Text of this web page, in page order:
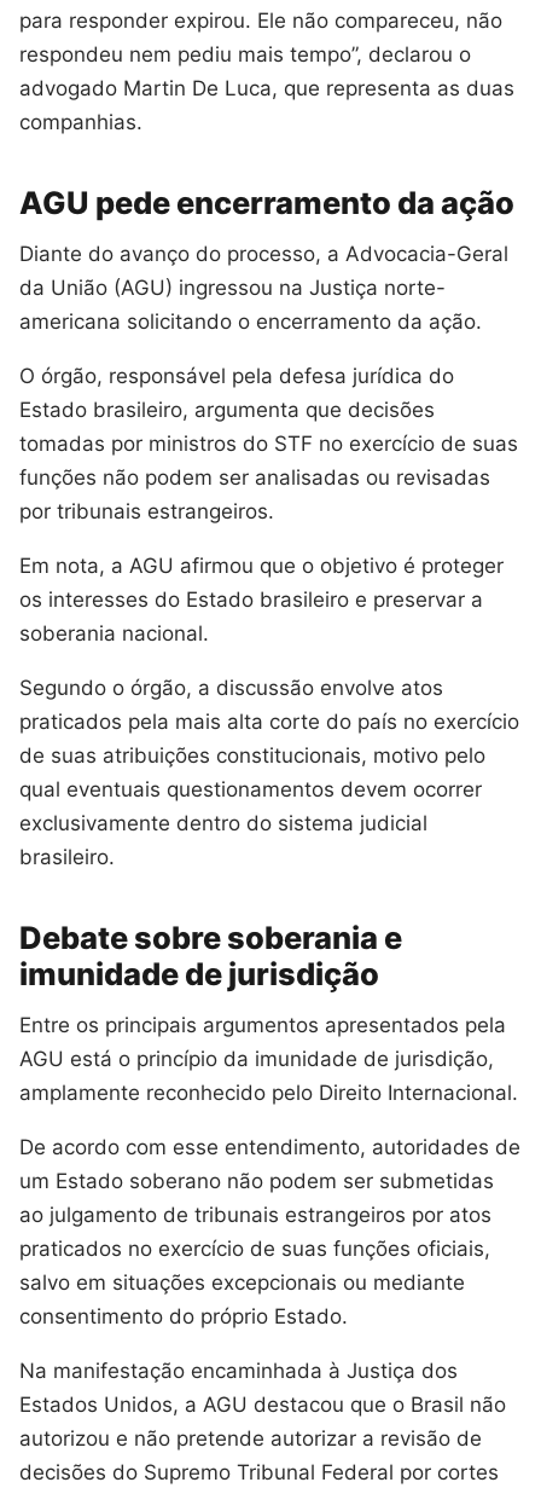
para responder expirou. Ele não compareceu, não
respondeu nem pediu mais tempo”, declarou o
advogado Martin De Luca, que representa as duas
companhias.
AGU pede encerramento da ação
Diante do avanço do processo, a Advocacia-Geral
da União (AGU) ingressou na Justiça norte-
americana solicitando o encerramento da ação.
O órgão, responsável pela defesa jurídica do
Estado brasileiro, argumenta que decisões
tomadas por ministros do STF no exercício de suas
funções não podem ser analisadas ou revisadas
por tribunais estrangeiros.
Em nota, a AGU afirmou que o objetivo é proteger
os interesses do Estado brasileiro e preservar a
soberania nacional.
Segundo o órgão, a discussão envolve atos
praticados pela mais alta corte do país no exercício
de suas atribuições constitucionais, motivo pelo
qual eventuais questionamentos devem ocorrer
exclusivamente dentro do sistema judicial
brasileiro.
Debate sobre soberania e
imunidade de jurisdição
Entre os principais argumentos apresentados pela
AGU está o princípio da imunidade de jurisdição,
amplamente reconhecido pelo Direito Internacional.
De acordo com esse entendimento, autoridades de
um Estado soberano não podem ser submetidas
ao julgamento de tribunais estrangeiros por atos
praticados no exercício de suas funções oficiais,
salvo em situações excepcionais ou mediante
consentimento do próprio Estado.
Na manifestação encaminhada à Justiça dos
Estados Unidos, a AGU destacou que o Brasil não
autorizou e não pretende autorizar a revisão de
decisões do Supremo Tribunal Federal por cortes